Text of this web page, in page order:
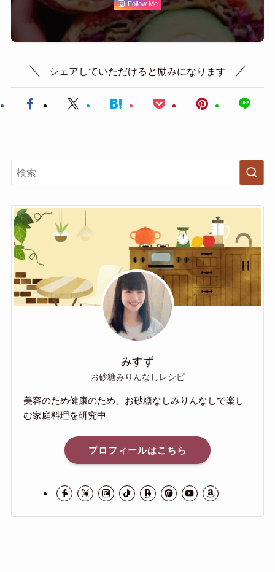
Follow Me
シェアしていただけると励みになります
みすず
お砂糖みりんなしレシピ
美容のため健康のため、お砂糖なしみりんなしで楽し
む家庭料理を研究中
プロフィールはこちら